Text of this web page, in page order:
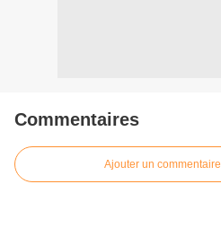
Commentaires
Ajouter un commentaire